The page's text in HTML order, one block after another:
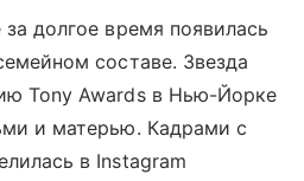
за долгое время появилась
составе. Звезда
Tony Awards в Нью-Йорке
и матерью. Кадрами с
в Instagram